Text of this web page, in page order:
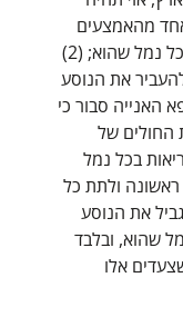
מהאמצעים
הבאים: (1) לסרב להעלות את הנוסע בכל נמל שהוא; (2)
את הנוסע בכל נמל שהוא; (3) להעביר את הנוסע
אחרת; (4) אם רופא האנייה סבור כי
החולים של
בכל נמל
(5) לתת עזרה ראשונה ולתת כל
את הנוסע
שהוא, ובלבד
אלו